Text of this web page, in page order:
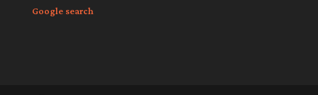
Google search